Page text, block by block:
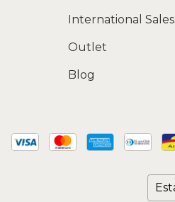
International Sales
Outlet
Blog